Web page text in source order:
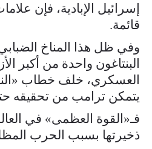
إسرائيل الإبادية، فإن
قائمة.
وفي ظل هذا المناخ
البنتاغون واحدة من أكبر
العسكري، خلف خطاب
يتمكن ترامب من تحقيقه
فـ«القوة العظمى» في
ذخيرتها بسبب الحرب